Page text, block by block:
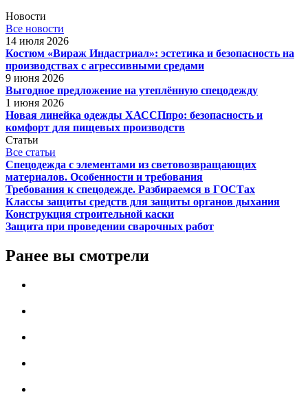
Новости
Все новости
14 июля 2026
Костюм «Вираж Индастриал»: эстетика и безопасность на
производствах с агрессивными средами
9 июня 2026
Выгодное предложение на утеплённую спецодежду
1 июня 2026
Новая линейка одежды ХАССПпро: безопасность и
комфорт для пищевых производств
Статьи
Все статьи
Спецодежда с элементами из световозвращающих
материалов. Особенности и требования
Требования к спецодежде. Разбираемся в ГОСТах
Классы защиты средств для защиты органов дыхания
Конструкция строительной каски
Защита при проведении сварочных работ
Ранее вы смотрели